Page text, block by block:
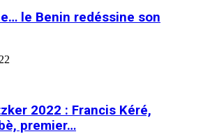
le Benin redéssine son
2022 : Francis Kéré,
premier…